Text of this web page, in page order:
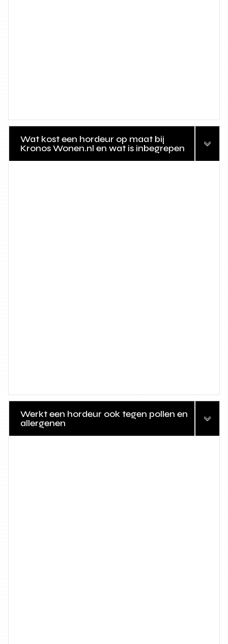
Wat kost een hordeur op maat bij
Kronos Wonen.nl en wat is inbegrepen
Werkt een hordeur ook tegen pollen en
allergenen